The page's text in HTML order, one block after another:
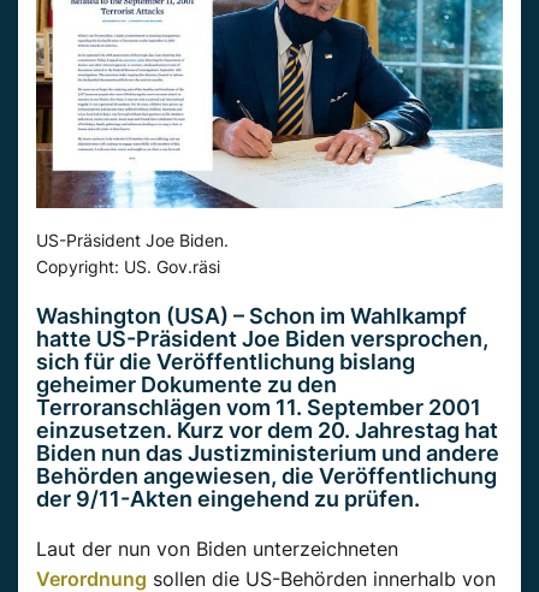
US-Präsident Joe Biden.
Copyright: US. Gov.räsi
Washington (USA) – Schon im Wahlkampf
hatte US-Präsident Joe Biden versprochen,
sich für die Veröffentlichung bislang
geheimer Dokumente zu den
Terroranschlägen vom 11. September 2001
einzusetzen. Kurz vor dem 20. Jahrestag hat
Biden nun das Justizministerium und andere
Behörden angewiesen, die Veröffentlichung
der 9/11-Akten eingehend zu prüfen.
Laut der nun von Biden unterzeichneten
Verordnung sollen die US-Behörden innerhalb von